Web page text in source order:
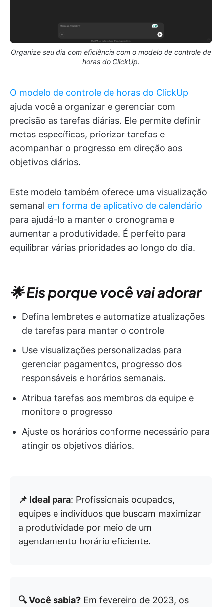
Organize seu dia com eficiência com o modelo de controle de
horas do ClickUp.
O modelo de controle de horas do ClickUp
ajuda você a organizar e gerenciar com
precisão as tarefas diárias. Ele permite definir
metas específicas, priorizar tarefas e
acompanhar o progresso em direção aos
objetivos diários.
Este modelo também oferece uma visualização
semanal em forma de aplicativo de calendário
para ajudá-lo a manter o cronograma e
aumentar a produtividade. É perfeito para
equilibrar várias prioridades ao longo do dia.
🌟 Eis porque você vai adorar
Defina lembretes e automatize atualizações
de tarefas para manter o controle
Use visualizações personalizadas para
gerenciar pagamentos, progresso dos
responsáveis e horários semanais.
Atribua tarefas aos membros da equipe e
monitore o progresso
Ajuste os horários conforme necessário para
atingir os objetivos diários.
📌 Ideal para: Profissionais ocupados,
equipes e indivíduos que buscam maximizar
a produtividade por meio de um
agendamento horário eficiente.
🔍 Você sabia? Em fevereiro de 2023, os